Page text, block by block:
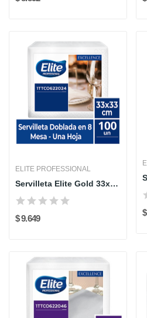
ELITE PROFESSIONAL
Servilleta Elite Gold 33x33 cm Doblada en 8 x...
$ 9.649